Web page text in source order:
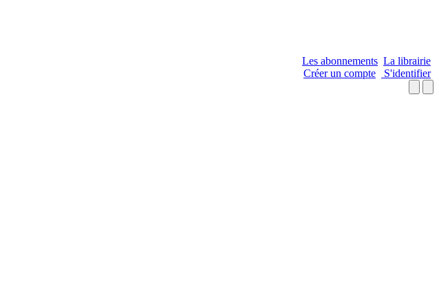
Les abonnements La librairie
Créer un compte
S'identifier